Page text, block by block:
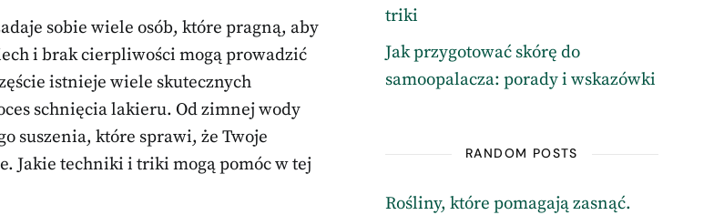
sobie wiele osób, które pragną, aby
i brak cierpliwości mogą prowadzić
istnieje wiele skutecznych
schnięcia lakieru. Od zimnej wody
suszenia, które sprawi, że Twoje
Jakie techniki i triki mogą pomóc w tej
triki
Jak przygotować skórę do
samoopalacza: porady i wskazówki
RANDOM POSTS
Rośliny, które pomagają zasnąć.